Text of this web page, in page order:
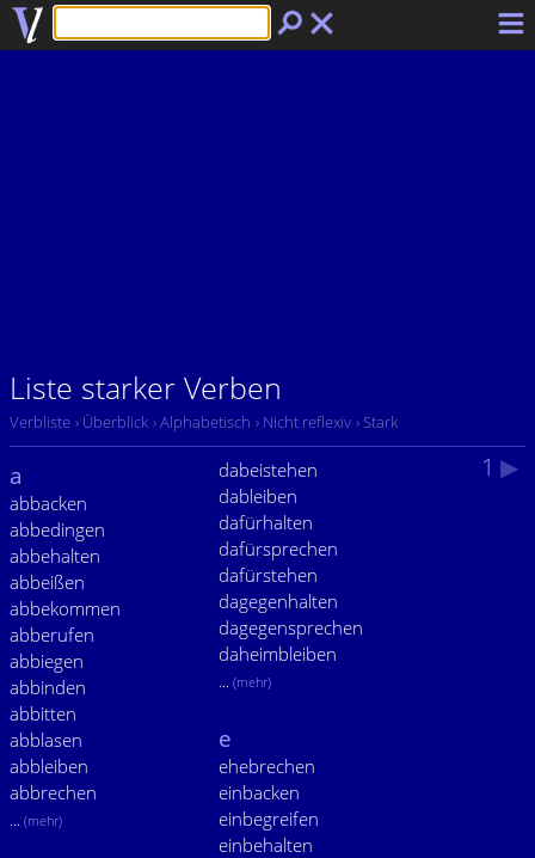
Liste starker Verben
Verbliste › Überblick › Alphabetisch › Nicht reflexiv › Stark
1 ▶
a
abbacken
abbedingen
abbehalten
abbeißen
abbekommen
abberufen
abbiegen
abbinden
abbitten
abblasen
abbleiben
abbrechen
... (mehr)
dabeistehen
dableiben
dafürhalten
dafürsprechen
dafürstehen
dagegenhalten
dagegensprechen
daheimbleiben
... (mehr)
e
ehebrechen
einbacken
einbegreifen
einbehalten